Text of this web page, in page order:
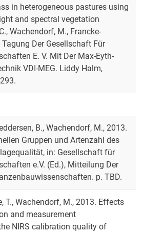
in heterogeneous pastures using
and spectral vegetation
Wachendorf, M., Francke-
Der Gesellschaft Für
E. V. Mit Der Max-Eyth-
VDI-MEG. Liddy Halm,
B., Wachendorf, M., 2013.
Gruppen und Artenzahl des
in: Gesellschaft für
e.V. (Ed.), Mitteilung Der
p. TBD.
T., Wachendorf, M., 2013. Effects
and measurement
NIRS calibration quality of